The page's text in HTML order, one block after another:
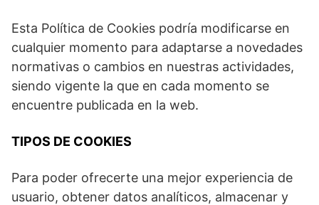
Esta Política de Cookies podría modificarse en
cualquier momento para adaptarse a novedades
normativas o cambios en nuestras actividades,
siendo vigente la que en cada momento se
encuentre publicada en la web.
TIPOS DE COOKIES
Para poder ofrecerte una mejor experiencia de
usuario, obtener datos analíticos, almacenar y